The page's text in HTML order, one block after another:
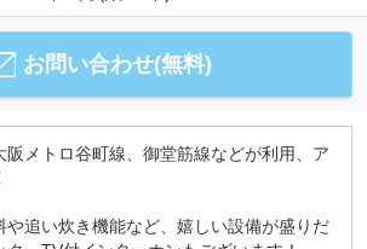
お問い合わせ(無料)
阪メトロ谷町線、御堂筋線などが利用、ア
や追い炊き機能など、嬉しい設備が盛りだ